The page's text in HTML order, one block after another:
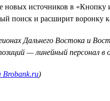
источников в
поиск и расширит воронку
Дальнего Востока и
— линейный персонал в
Brobank.ru)